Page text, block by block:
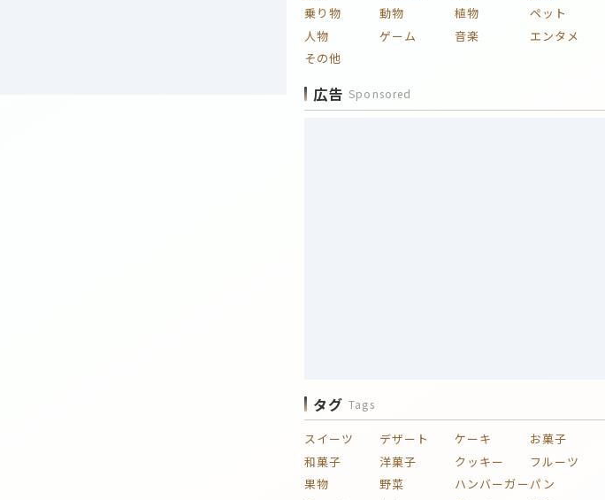
乗り物
動物 植物
ペット
人物
ゲーム 音楽
エンタメ
その他
広告 Sponsored
タグ Tags
スイーツ デザート ケーキ
お菓子
和菓子
洋菓子 クッキー
フルーツ
果物
野菜 ハンバーガーパン